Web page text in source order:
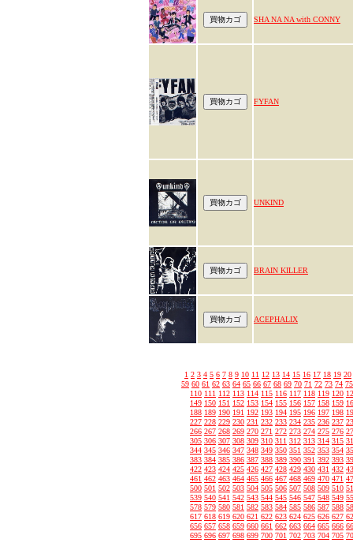
SHA NA NA with CONNY
FYFAN
UNKIND
BRAIN KILLER
ACEPHALIX
1 2 3 4 5 6 7 8 9 10 11 12 13 14 15 16 17 18 19 20
59 60 61 62 63 64 65 66 67 68 69 70 71 72 73 74 75
110 111 112 113 114 115 116 117 118 119 120
149 150 151 152 153 154 155 156 157 158 159
188 189 190 191 192 193 194 195 196 197 198
227 228 229 230 231 232 233 234 235 236 237
266 267 268 269 270 271 272 273 274 275 276
305 306 307 308 309 310 311 312 313 314 315
344 345 346 347 348 349 350 351 352 353 354
383 384 385 386 387 388 389 390 391 392 393
422 423 424 425 426 427 428 429 430 431 432
461 462 463 464 465 466 467 468 469 470 471
500 501 502 503 504 505 506 507 508 509 510
539 540 541 542 543 544 545 546 547 548 549
578 579 580 581 582 583 584 585 586 587 588
617 618 619 620 621 622 623 624 625 626 627
656 657 658 659 660 661 662 663 664 665 666
695 696 697 698 699 700 701 702 703 704 705